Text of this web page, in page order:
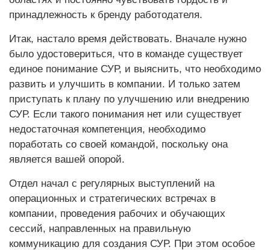
принадлежность к бренду работодателя.
Итак, настало время действовать. Вначале нужно
было удостовериться, что в команде существует
единое понимание СУР, и выяснить, что необходимо
развить и улучшить в компании. И только затем
приступать к плану по улучшению или внедрению
СУР. Если такого понимания нет или существует
недостаточная компетенция, необходимо
поработать со своей командой, поскольку она
является вашей опорой.
Отдел начал с регулярных выступлений на
операционных и стратегических встречах в
компании, проведения рабочих и обучающих
сессий, направленных на правильную
коммуникацию для создания СУР. При этом особое